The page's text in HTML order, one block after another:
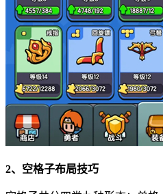
2、空格子布局技巧